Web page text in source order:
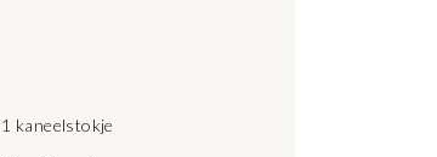
1 kaneelstokje